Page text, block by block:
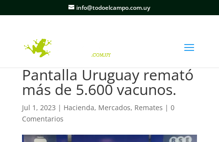
info@todoelcampo.com.uy
Pantalla Uruguay remató
más de 5.600 vacunos.
Jul 1, 2023 | Hacienda, Mercados, Remates | 0
Comentarios